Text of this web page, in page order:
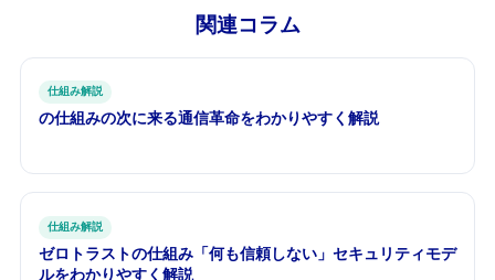
関連コラム
仕組み解説
6Gの仕組み — 5Gの次に来る通信革命をわかりやすく解説
仕組み解説
ゼロトラストの仕組み — 「何も信頼しない」セキュリティモデ
ルをわかりやすく解説